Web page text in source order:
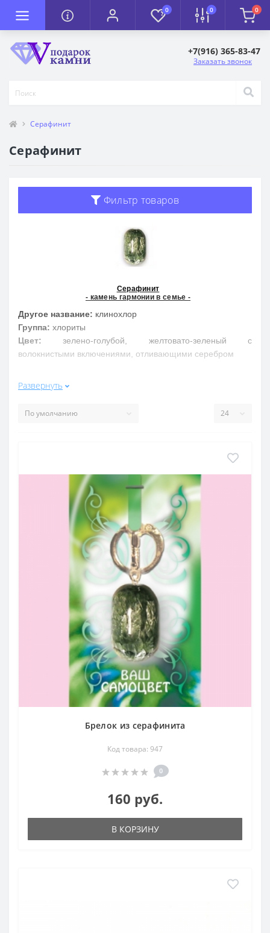
0 0 0
+7(916) 365-83-47
Заказать звонок
Серафинит
Серафинит
Фильтр товаров
Серафинит
- камень гармонии в семье -
Другое название: клинохлор
Группа: хлориты
Цвет:
зелено-голубой, желтовато-зеленый с
волокнистыми включениями, отливающими серебром
Серафинит укрепляет домашний очаг, способствует
Добавляет остроту зрения, лечит сердце, рекомендуется
Его называют: «Крылья Ангела». Действует
успокаивающе на нервную систему, рождает в человеке
понимание отношение к вселенной и веру в свою
индивидуальность и скрытые возможности. Рождает
стремление познать мир и глубину своего «я».
Серебристые переливы, оберегают владельца от
негатива со стороны
Месторождения в России: и только в России –
Развернуть
Брелок из серафинита
Код товара: 947
0
160 руб.
В КОРЗИНУ